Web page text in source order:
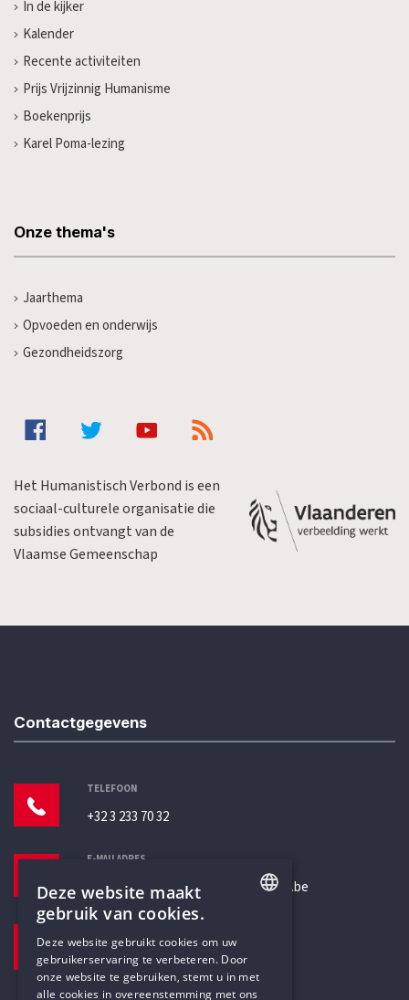
In de kijker
Kalender
Recente activiteiten
Prijs Vrijzinnig Humanisme
Boekenprijs
Karel Poma-lezing
Onze thema's
Jaarthema
Opvoeden en onderwijs
Gezondheidszorg
Het Humanistisch Verbond is een
sociaal-culturele organisatie die
subsidies ontvangt van de
Vlaamse Gemeenschap
Contactgegevens
TELEFOON
+32 3 233 70 32
E-MAILADRES
secretariaat@humanistischverbond.be
Pottenbrug 4
Antwerpen, 2000
DUTCH
Deze website maakt
gebruik van cookies.
Deze website gebruikt cookies om uw
gebruikerservaring te verbeteren. Door
onze website te gebruiken, stemt u in met
alle cookies in overeenstemming met ons